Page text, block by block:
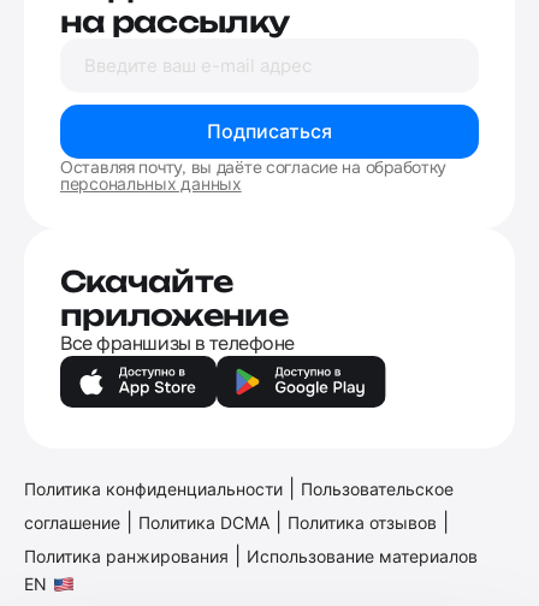
на рассылку
Подписаться
Оставляя почту, вы даёте согласие на обработку
персональных данных
Скачайте
приложение
Все франшизы в телефоне
Политика конфиденциальности
Пользовательское
соглашение
Политика DCMA Политика отзывов
Политика ранжирования
Использование материалов
EN